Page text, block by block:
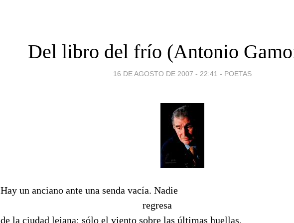
Del libro del frío (Antonio
16 DE AGOSTO DE 2007 - 22:41 - POETAS
Hay un anciano ante una senda vacía. Nadie
regresa
de la ciudad lejana; sólo el viento sobre las últimas huellas.